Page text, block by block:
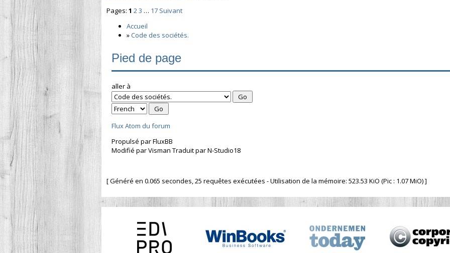
Pages: 1 23 … 17 Suivant
Accueil
»Code des sociétés.
Pied de page
aller à
Flux Atom du forum
Propulsé par FluxBB
Modifié par Visman Traduit par N-Studio18
[ Généré en 0.065 secondes, 25 requêtes exécutées - Utilisation de la mémoire: 523.53 KiO (Pic : 1.07 MiO) ]